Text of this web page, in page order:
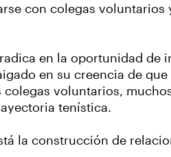
con colegas
en la oportunidad
en su creencia de
voluntarios,
tenística.
la construcción de